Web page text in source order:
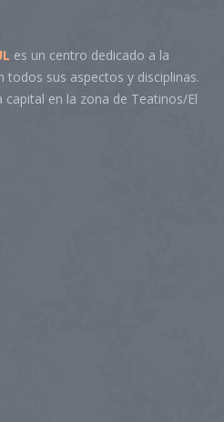
es un centro dedicado a la
todos sus aspectos y disciplinas.
en la zona de Teatinos/El